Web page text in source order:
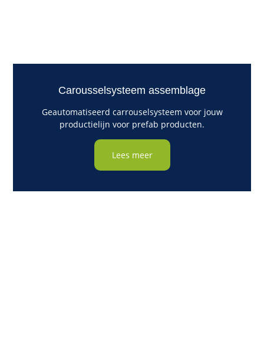
Carousselsysteem assemblage
Geautomatiseerd carrouselsysteem voor jouw
productielijn voor prefab producten.
Lees meer